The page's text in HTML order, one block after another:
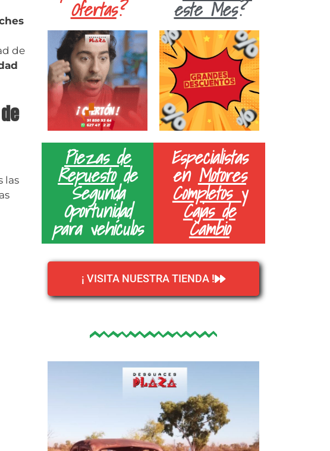
de
las
Ofertas? este Mes?
Piezas de
Repuestode
Segunda
Oportunidad
para vehículos
Especialistas
en Motores
Completos y
Cajas de
Cambio
¡ VISITA NUESTRA TIENDA !